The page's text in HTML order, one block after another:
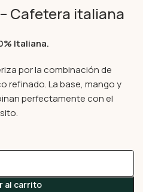
– Cafetera italiana
Italiana.
por la combinación de
refinado. La base, mango y
perfectamente con el
al carrito